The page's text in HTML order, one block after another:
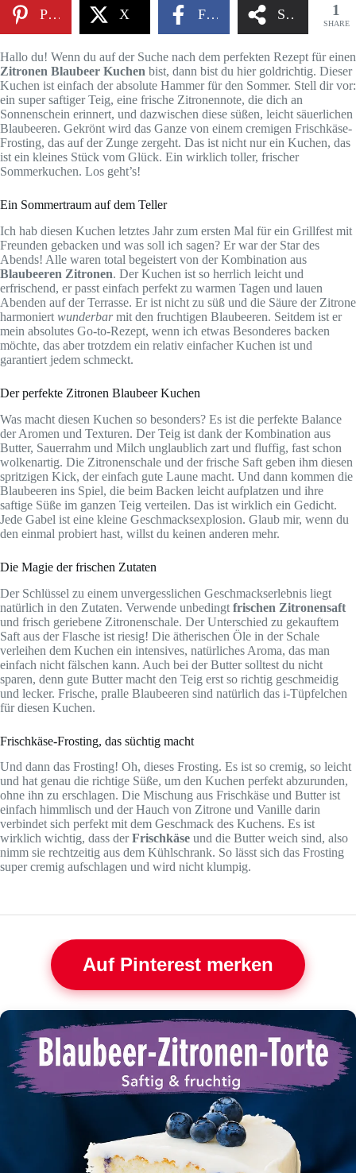
Pinterest X Facebook Share 1
SHARE
Hallo du! Wenn du auf der Suche nach dem perfekten Rezept für einen
Zitronen Blaubeer Kuchen bist, dann bist du hier goldrichtig. Dieser
Kuchen ist einfach der absolute Hammer für den Sommer. Stell dir vor:
ein super saftiger Teig, eine frische Zitronennote, die dich an
Sonnenschein erinnert, und dazwischen diese süßen, leicht säuerlichen
Blaubeeren. Gekrönt wird das Ganze von einem cremigen Frischkäse-
Frosting, das auf der Zunge zergeht. Das ist nicht nur ein Kuchen, das
ist ein kleines Stück vom Glück. Ein wirklich toller, frischer
Sommerkuchen. Los geht’s!
Ein Sommertraum auf dem Teller
Ich hab diesen Kuchen letztes Jahr zum ersten Mal für ein Grillfest mit
Freunden gebacken und was soll ich sagen? Er war der Star des
Abends! Alle waren total begeistert von der Kombination aus
Blaubeeren Zitronen. Der Kuchen ist so herrlich leicht und
erfrischend, er passt einfach perfekt zu warmen Tagen und lauen
Abenden auf der Terrasse. Er ist nicht zu süß und die Säure der Zitrone
harmoniert wunderbarmit den fruchtigen Blaubeeren. Seitdem ist er
mein absolutes Go-to-Rezept, wenn ich etwas Besonderes backen
möchte, das aber trotzdem ein relativ einfacher Kuchen ist und
garantiert jedem schmeckt.
Der perfekte Zitronen Blaubeer Kuchen
Was macht diesen Kuchen so besonders? Es ist die perfekte Balance
der Aromen und Texturen. Der Teig ist dank der Kombination aus
Butter, Sauerrahm und Milch unglaublich zart und fluffig, fast schon
wolkenartig. Die Zitronenschale und der frische Saft geben ihm diesen
spritzigen Kick, der einfach gute Laune macht. Und dann kommen die
Blaubeeren ins Spiel, die beim Backen leicht aufplatzen und ihre
saftige Süße im ganzen Teig verteilen. Das ist wirklich ein Gedicht.
Jede Gabel ist eine kleine Geschmacksexplosion. Glaub mir, wenn du
den einmal probiert hast, willst du keinen anderen mehr.
Die Magie der frischen Zutaten
Der Schlüssel zu einem unvergesslichen Geschmackserlebnis liegt
natürlich in den Zutaten. Verwende unbedingt frischen Zitronensaft
und frisch geriebene Zitronenschale. Der Unterschied zu gekauftem
Saft aus der Flasche ist riesig! Die ätherischen Öle in der Schale
verleihen dem Kuchen ein intensives, natürliches Aroma, das man
einfach nicht fälschen kann. Auch bei der Butter solltest du nicht
sparen, denn gute Butter macht den Teig erst so richtig geschmeidig
und lecker. Frische, pralle Blaubeeren sind natürlich das i-Tüpfelchen
für diesen Kuchen.
Frischkäse-Frosting, das süchtig macht
Und dann das Frosting! Oh, dieses Frosting. Es ist so cremig, so leicht
und hat genau die richtige Süße, um den Kuchen perfekt abzurunden,
ohne ihn zu erschlagen. Die Mischung aus Frischkäse und Butter ist
einfach himmlisch und der Hauch von Zitrone und Vanille darin
verbindet sich perfekt mit dem Geschmack des Kuchens. Es ist
wirklich wichtig, dass derFrischkäse und die Butter weich sind, also
nimm sie rechtzeitig aus dem Kühlschrank. So lässt sich das Frosting
super cremig aufschlagen und wird nicht klumpig.
Auf Pinterest merken